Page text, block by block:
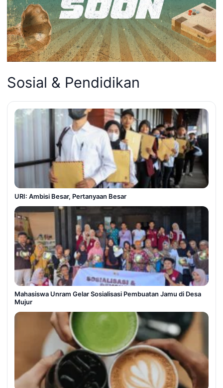
Sosial & Pendidikan
URI: Ambisi Besar, Pertanyaan Besar
Mahasiswa Unram Gelar Sosialisasi Pembuatan Jamu di Desa
Mujur